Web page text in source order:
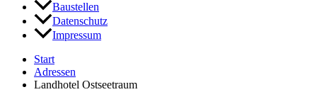
Baustellen
Datenschutz
Impressum
Start
Adressen
Landhotel Ostseetraum